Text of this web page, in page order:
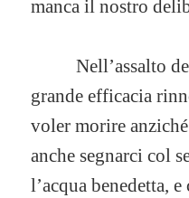
manca il nostro
Nell’assalto
grande efficacia
voler morire
anche segnarci col
l’acqua benedetta,